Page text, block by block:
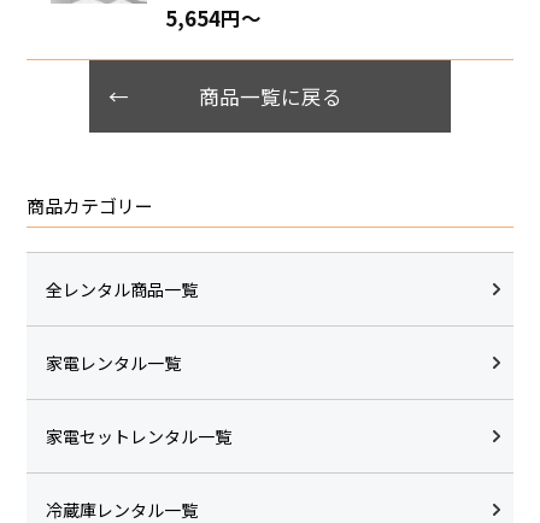
5,654円〜
商品一覧に戻る
商品カテゴリー
全レンタル商品一覧
家電レンタル一覧
家電セットレンタル一覧
冷蔵庫レンタル一覧